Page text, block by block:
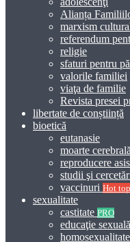
Alianța
marxism
referendum
religie
sfaturi pentru
valorile familiei
viaţa de familie
Revista presei
libertate de conștiință
bioetică
eutanasie
moarte cerebrală
reproducere
studii şi
vaccinuri Hot
sexualitate
castitate PRO
educaţie sexuală
homosexualitate